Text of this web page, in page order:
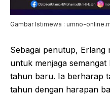
Gambar Istimewa : umno-
Sebagai penutup, Erlang
untuk menjaga
tahun baru. Ia berharap
tahun dengan harapan